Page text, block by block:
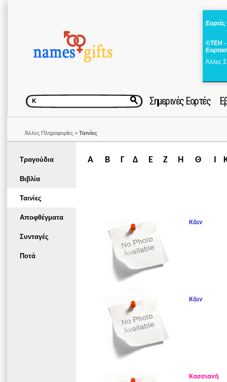
Εορτές
©ΤΕΗ -
Άλλες
Σημερινές Εορτές
Άλλες Πληροφορίες > Ταινίες
Τραγούδια
Βιβλία
Ταινίες
Αποφθέγματα
Συνταγές
Ποτά
Α Β Γ Δ Ε Ζ Η Θ Ι
Κάιν
Κάιν
Κασσιανή